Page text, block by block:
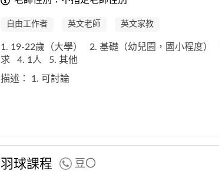
自由工作者 英文老師 英文家教
1. 19-22歲（大學） 2. 基礎（幼兒園，國小程度）
求
4. 1人
5. 其他
描述： 1. 可討論
羽球課程 豆〇